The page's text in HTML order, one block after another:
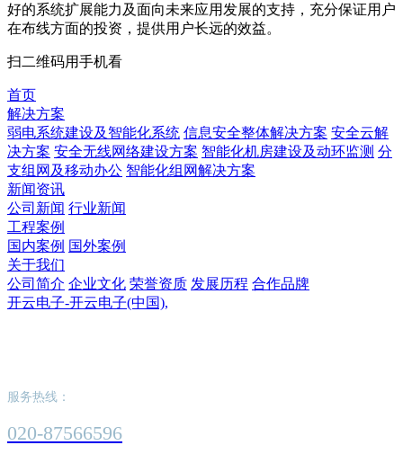
好的系统扩展能力及面向未来应用发展的支持，充分保证用户
在布线方面的投资，提供用户长远的效益。
扫二维码用手机看
首页
解决方案
弱电系统建设及智能化系统 信息安全整体解决方案 安全云解
决方案 安全无线网络建设方案 智能化机房建设及动环监测 分
支组网及移动办公 智能化组网解决方案
新闻资讯
公司新闻 行业新闻
工程案例
国内案例 国外案例
关于我们
公司简介 企业文化 荣誉资质 发展历程 合作品牌
开云电子-开云电子(中国),
服务热线：
020-87566596